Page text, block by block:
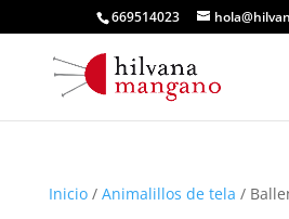
669514023
Inicio/ Animalillos de tela /